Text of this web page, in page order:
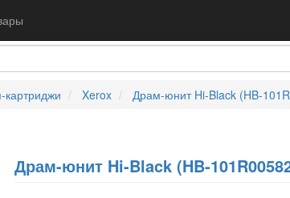
Xerox Драм-юнит Hi-Black (HB-
Драм-юнит Hi-Black (HB-